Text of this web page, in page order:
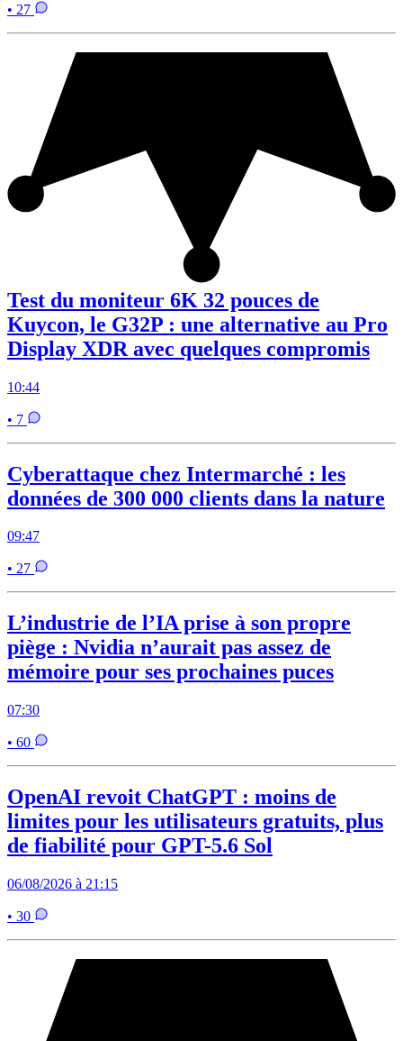
• 27
Test du moniteur 6K 32 pouces de
Kuycon, le G32P : une alternative au Pro
Display XDR avec quelques compromis
10:44
• 7
Cyberattaque chez Intermarché : les
données de 300 000 clients dans la nature
09:47
• 27
L’industrie de l’IA prise à son propre
piège : Nvidia n’aurait pas assez de
mémoire pour ses prochaines puces
07:30
• 60
OpenAI revoit ChatGPT : moins de
limites pour les utilisateurs gratuits, plus
de fiabilité pour GPT-5.6 Sol
06/08/2026 à 21:15
• 30